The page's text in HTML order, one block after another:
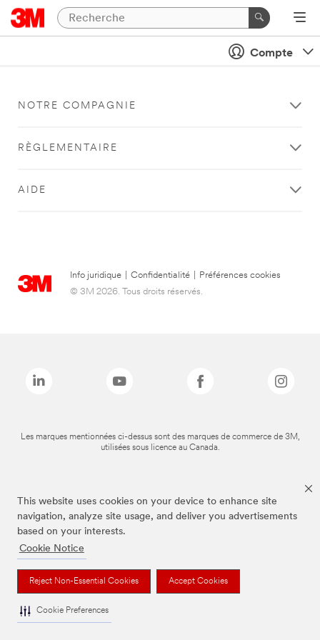
This website uses cookies on your device to enhance site
navigation, analyze site usage, and deliver you advertisements
based on your interests.
Cookie Notice
Reject Non-Essential Cookies Accept Cookies
Cookie Preferences
Compte
NOTRE COMPAGNIE
RÈGLEMENTAIRE
AIDE
Info juridique Confidentialité
Préférences cookies
© 3M 2026. Tous droits réservés.
Les marques mentionnées ci-dessus sont des marques de commerce de 3M,
utilisées sous licence au Canada.